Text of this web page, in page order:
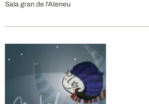
Sala gran de l'Ateneu